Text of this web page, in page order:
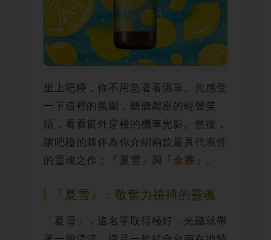
坐上吧檯，你不用急著看酒單。先感受
一下這裡的氛圍，聽聽鄰座的輕聲笑
語，看看窗外穿梭的機車光影。然後，
讓吧檯的夥伴為你介紹兩款最具代表性
的靈魂之作：
「夏雪」與「金霏」 。
「夏雪」：敬奮力拚搏的靈魂
「夏雪」，這名字取得極好，光聽就帶